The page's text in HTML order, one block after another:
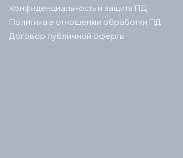
Конфиденциальность и защита ПД
Политика в отношении обработки ПД
Договор публичной оферты